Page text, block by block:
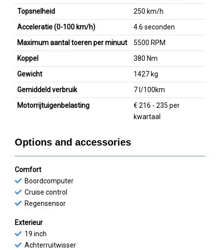
Topsnelheid
250 km/h
Acceleratie (0-100 km/h)
4.6 seconden
Maximum aantal toeren per minuut
5500 RPM
Koppel
380 Nm
Gewicht
1427 kg
Gemiddeld verbruik
7 l/100km
Motorrijtuigenbelasting
€ 216 - 235 per
kwartaal
Options and accessories
Comfort
Boordcomputer
Cruise control
Regensensor
Exterieur
19 inch
Achterruitwisser